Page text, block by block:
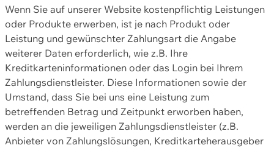
Wenn Sie auf unserer Website kostenpflichtig Leistungen
oder Produkte erwerben, ist je nach Produkt oder
Leistung und gewünschter Zahlungsart die Angabe
weiterer Daten erforderlich, wie z.B. Ihre
Kreditkarteninformationen oder das Login bei Ihrem
Zahlungsdienstleister. Diese Informationen sowie der
Umstand, dass Sie bei uns eine Leistung zum
betreffenden Betrag und Zeitpunkt erworben haben,
werden an die jeweiligen Zahlungsdienstleister (z.B.
Anbieter von Zahlungslösungen, Kreditkarteherausgeber